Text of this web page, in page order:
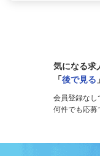
気になる求
「後で見る
会員登録なし
何件でも応募